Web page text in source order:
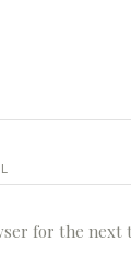
for the next